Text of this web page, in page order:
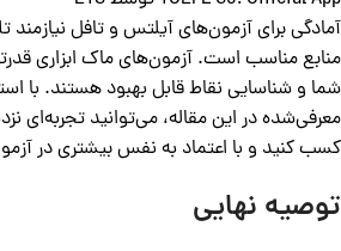
آمادگی برای آزمون‌های آیلتس و تافل نیازمند
منابع مناسب است. آزمون‌های ماک ابزاری
شما و شناسایی نقاط قابل بهبود هستند. با
معرفی‌شده در این مقاله، می‌توانید تجربه‌ای
کسب کنید و با اعتماد به نفس بیشتری در
توصیه نهایی